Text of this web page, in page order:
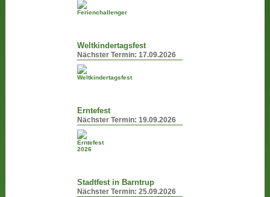
Weltkindertagsfest
Nächster Termin:17.09.2026
Erntefest
Nächster Termin:19.09.2026
Stadtfest in Barntrup
Nächster Termin:25.09.2026